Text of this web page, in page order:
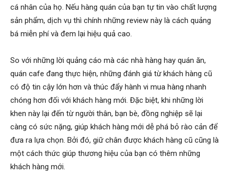
cá nhân của họ. Nếu hàng quán của bạn tự tin vào chất lượng
sản phẩm, dịch vụ thì chính những review này là cách quảng
bá miễn phí và đem lại hiệu quả cao.
So với những lời quảng cáo mà các nhà hàng hay quán ăn,
quán cafe đang thực hiện, những đánh giá từ khách hàng cũ
có độ tin cậy lớn hơn và thúc đẩy hành vi mua hàng nhanh
chóng hơn đối với khách hàng mới. Đặc biệt, khi những lời
khen này lại đến từ người thân, bạn bè, đồng nghiệp sẽ lại
càng có sức nặng, giúp khách hàng mới dễ phá bỏ rào cản để
đưa ra lựa chọn. Bởi đó, giữ chân được khách hàng cũ cũng là
một cách thức giúp thương hiệu của bạn có thêm những
khách hàng mới.